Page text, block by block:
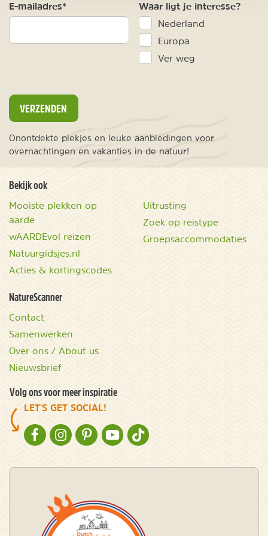
E-mailadres* Waar ligt je interesse?
Nederland
Europa
Ver weg
VERZENDEN
Onontdekte plekjes en leuke aanbiedingen voor
overnachtingen en vakanties in de natuur!
Bekijk ook
Mooiste plekken op
aarde
wAARDEvol reizen
Natuurgidsjes.nl
Acties & kortingscodes
Uitrusting
Zoek op reistype
Groepsaccommodaties
NatureScanner
Contact
Samenwerken
Over ons / About us
Nieuwsbrief
Volg ons voor meer inspiratie
LET'S GET SOCIAL!
NATURESCANNER OP FACEBOOK
NATURESCANNER OP INSTAGRAM
NATURESCANNER OP PINTEREST
NATURESCANNER OP YOUTUBE
NATURESCANNER OP TIKTOK